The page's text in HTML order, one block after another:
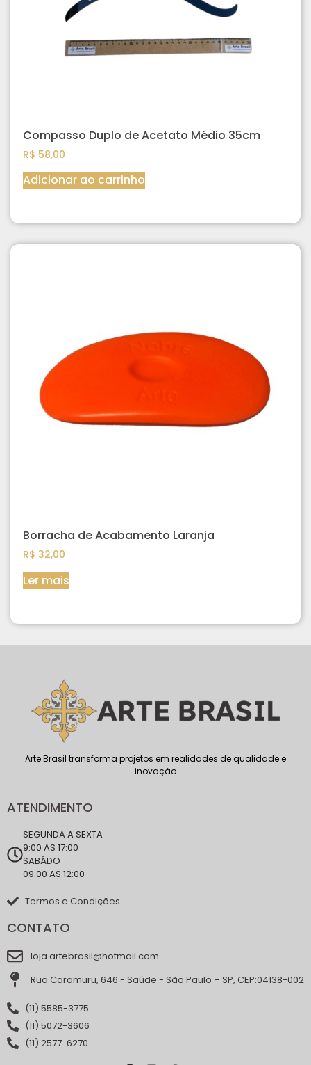
Compasso Duplo de Acetato Médio 35cm
R$ 58,00
Adicionar ao carrinho
Borracha de Acabamento Laranja
R$ 32,00
Ler mais
Arte Brasil transforma projetos em realidades de qualidade e
inovação
ATENDIMENTO
SEGUNDA A SEXTA
9:00 AS 17:00
SABÁDO
09:00 AS 12:00
Termos e Condições
CONTATO
loja.artebrasil@hotmail.com
Rua Caramuru, 646 - Saúde - São Paulo – SP, CEP:04138-002
(11) 5585-3775
(11) 5072-3606
(11) 2577-6270